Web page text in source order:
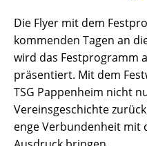
Die Flyer mit dem
kommenden Tagen an
wird das Festprogramm
präsentiert. Mit dem
TSG Pappenheim nicht
Vereinsgeschichte
enge Verbundenheit mit